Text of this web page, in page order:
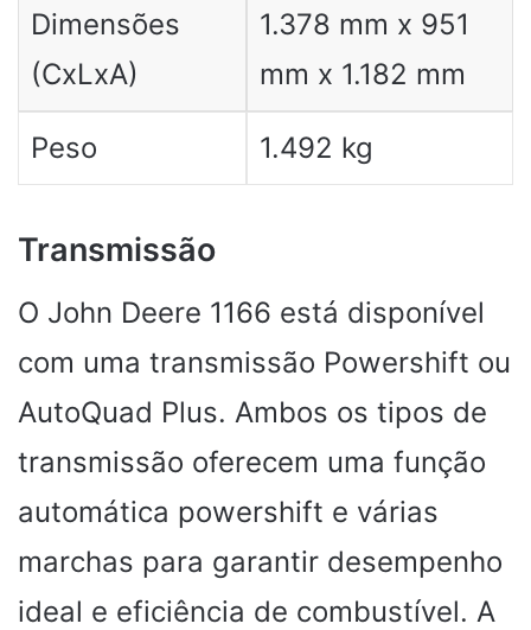
Dimensões
(CxLxA)
1.378 mm x 951
mm x 1.182 mm
Peso 1.492 kg
Transmissão
O John Deere 1166 está disponível
com uma transmissão Powershift ou
AutoQuad Plus. Ambos os tipos de
transmissão oferecem uma função
automática powershift e várias
marchas para garantir desempenho
ideal e eficiência de combustível. A